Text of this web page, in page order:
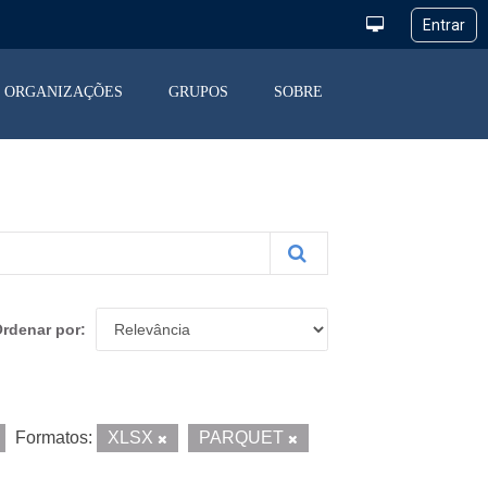
ORGANIZAÇÕES GRUPOS SOBRE
por
Formatos: XLSX
PARQUET